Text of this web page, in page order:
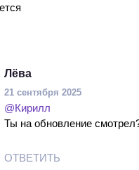
Лёва
21 сентября 2025
@Кирилл
Ты на обновление
ОТВЕТИТЬ